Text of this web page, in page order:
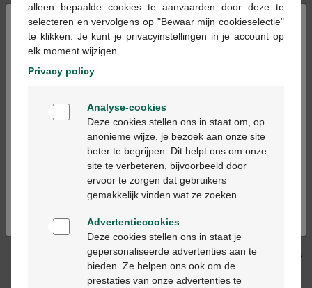
Bestellen
Geneesmiddelen met voorschrift kunnen
alleen in apotheken en op basis van een
medisch voorschrift worden verstrekt.
Productbeschrijving
Beschrijving
×
Bienvenue
Ga verder in het nederlands
Continuez en français
alleen bepaalde cookies te aanvaarden door deze te
selecteren en vervolgens op "Bewaar mijn cookieselectie"
te klikken. Je kunt je privacyinstellingen in je account op
elk moment wijzigen.
Privacy policy
Analyse-cookies
Deze cookies stellen ons in staat om, op
anonieme wijze, je bezoek aan onze site
beter te begrijpen. Dit helpt ons om onze
site te verbeteren, bijvoorbeeld door
ervoor te zorgen dat gebruikers
gemakkelijk vinden wat ze zoeken.
Advertentiecookies
Deze cookies stellen ons in staat je
gepersonaliseerde advertenties aan te
bieden. Ze helpen ons ook om de
prestaties van onze advertenties te